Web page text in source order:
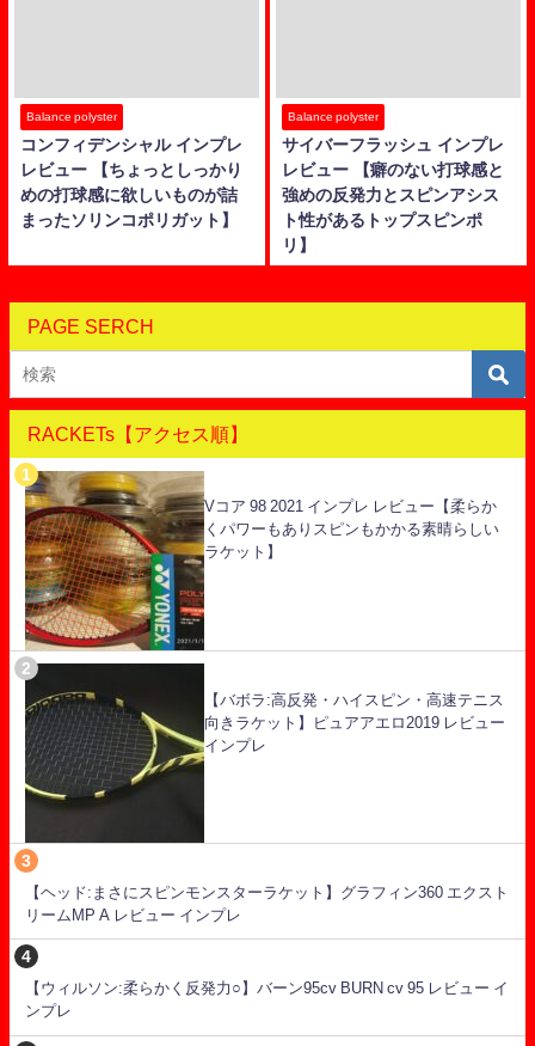
Balance polyster
コンフィデンシャル インプレ
レビュー 【ちょっとしっかり
めの打球感に欲しいものが詰
まったソリンコポリガット】
Balance polyster
サイバーフラッシュ インプレ
レビュー 【癖のない打球感と
強めの反発力とスピンアシス
ト性があるトップスピンポ
リ】
PAGE SERCH
RACKETs【アクセス順】
Vコア 98 2021 インプレ レビュー【柔らか
くパワーもありスピンもかかる素晴らしい
ラケット】
【バボラ:高反発・ハイスピン・高速テニス
向きラケット】ピュアアエロ2019 レビュー
インプレ
【ヘッド:まさにスピンモンスターラケット】グラフィン360 エクスト
リームMP A レビュー インプレ
【ウィルソン:柔らかく反発力○】バーン95cv BURN cv 95 レビュー イ
ンプレ